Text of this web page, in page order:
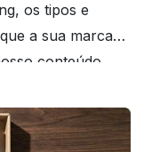
os tipos e
a sua marca
conteúdo